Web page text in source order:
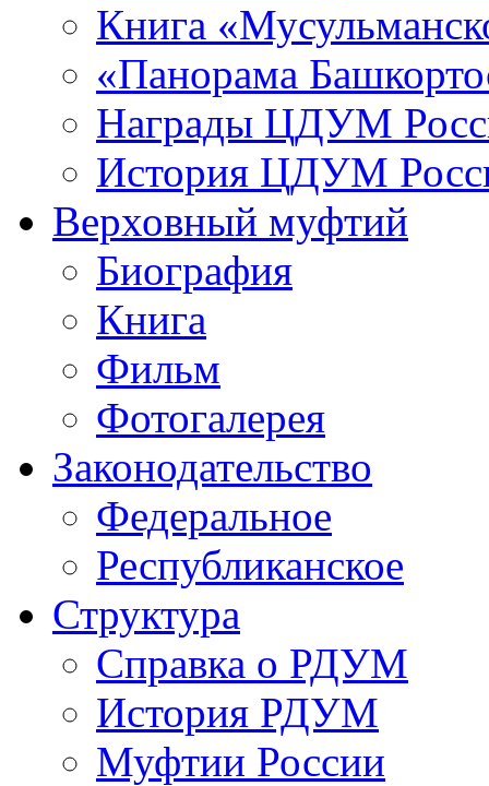
Книга
«Панорама
Награды ЦДУМ
История ЦДУМ
Верховный муфтий
Биография
Книга
Фильм
Фотогалерея
Законодательство
Федеральное
Республиканское
Структура
Справка о РДУМ
История РДУМ
Муфтии России